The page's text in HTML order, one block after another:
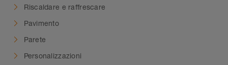
Riscaldare e raffrescare
Pavimento
Parete
Personalizzazioni